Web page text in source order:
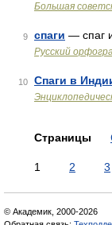
Большая
9 спаги — спаг
Русский
10 Спаги в
Страницы
1 2 3
© Академик, 2000-2026